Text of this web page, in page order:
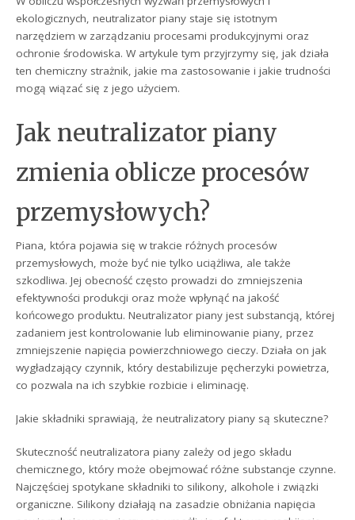
ekologicznych, neutralizator piany staje się istotnym
narzędziem w zarządzaniu procesami produkcyjnymi oraz
ochronie środowiska. W artykule tym przyjrzymy się, jak działa
ten chemiczny strażnik, jakie ma zastosowanie i jakie trudności
mogą wiązać się z jego użyciem.
Jak neutralizator piany
zmienia oblicze procesów
przemysłowych?
Piana, która pojawia się w trakcie różnych procesów
przemysłowych, może być nie tylko uciążliwa, ale także
szkodliwa. Jej obecność często prowadzi do zmniejszenia
efektywności produkcji oraz może wpłynąć na jakość
końcowego produktu. Neutralizator piany jest substancją, której
zadaniem jest kontrolowanie lub eliminowanie piany, przez
zmniejszenie napięcia powierzchniowego cieczy. Działa on jak
wygładzający czynnik, który destabilizuje pęcherzyki powietrza,
co pozwala na ich szybkie rozbicie i eliminację.
Jakie składniki sprawiają, że neutralizatory piany są skuteczne?
Skuteczność neutralizatora piany zależy od jego składu
chemicznego, który może obejmować różne substancje czynne.
Najczęściej spotykane składniki to silikony, alkohole i związki
organiczne. Silikony działają na zasadzie obniżania napięcia